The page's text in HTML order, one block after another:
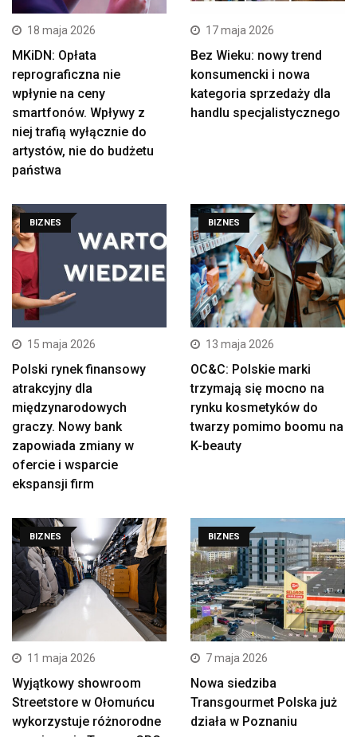
18 maja 2026
MKiDN: Opłata
reprograficzna nie
wpłynie na ceny
smartfonów. Wpływy z
niej trafią wyłącznie do
artystów, nie do budżetu
państwa
17 maja 2026
Bez Wieku: nowy trend
konsumencki i nowa
kategoria sprzedaży dla
handlu specjalistycznego
BIZNES
15 maja 2026
Polski rynek finansowy
atrakcyjny dla
międzynarodowych
graczy. Nowy bank
zapowiada zmiany w
ofercie i wsparcie
ekspansji firm
BIZNES
13 maja 2026
OC&C: Polskie marki
trzymają się mocno na
rynku kosmetyków do
twarzy pomimo boomu na
K-beauty
BIZNES
11 maja 2026
Wyjątkowy showroom
Streetstore w Ołomuńcu
wykorzystuje różnorodne
BIZNES
7 maja 2026
Nowa siedziba
Transgourmet Polska już
działa w Poznaniu